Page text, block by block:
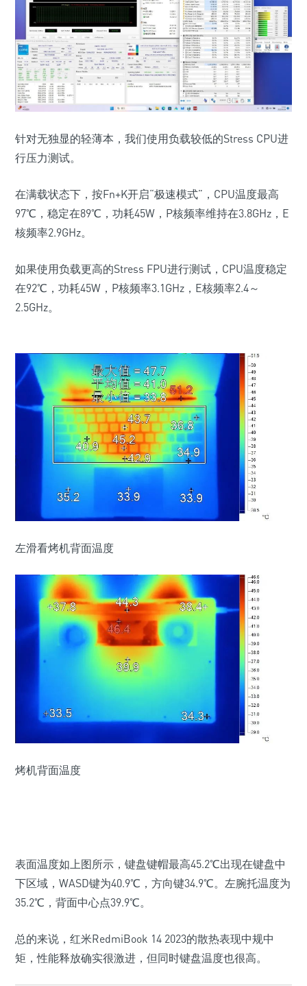
针对无独显的轻薄本，我们使用负载较低的Stress CPU进
行压力测试。
在满载状态下，按Fn+K开启“极速模式”，CPU温度最高
97℃，稳定在89℃，功耗45W，P核频率维持在3.8GHz，E
核频率2.9GHz。
如果使用负载更高的Stress FPU进行测试，CPU温度稳定
在92℃，功耗45W，P核频率3.1GHz，E核频率2.4～
2.5GHz。
左滑看烤机背面温度
烤机背面温度
表面温度如上图所示，键盘键帽最高45.2℃出现在键盘中
下区域，WASD键为40.9℃，方向键34.9℃。左腕托温度为
35.2℃，背面中心点39.9℃。
总的来说，红米RedmiBook 14 2023的散热表现中规中
矩，性能释放确实很激进，但同时键盘温度也很高。